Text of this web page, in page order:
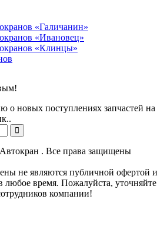
«Галичанин»
«Ивановец»
«Клинцы»
о новых поступлениях запчастей на
. Все права защищены
не являются публичной офертой и
любое время. Пожалуйста, уточняйте
компании!